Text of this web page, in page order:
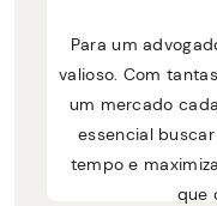
Para um
valioso. Com
um mercado
essencial
tempo e
que